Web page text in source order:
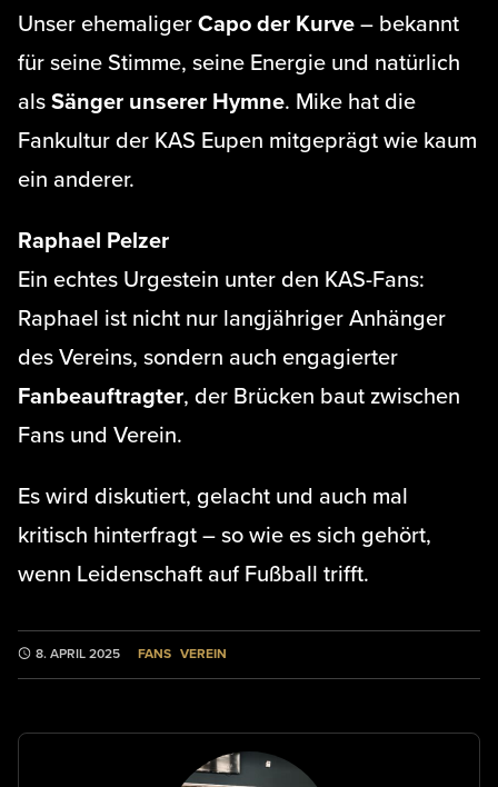
Unser ehemaliger Capo der Kurve – bekannt
für seine Stimme, seine Energie und natürlich
als Sänger unserer Hymne. Mike hat die
Fankultur der KAS Eupen mitgeprägt wie kaum
ein anderer.
Raphael Pelzer
Ein echtes Urgestein unter den KAS-Fans:
Raphael ist nicht nur langjähriger Anhänger
des Vereins, sondern auch engagierter
Fanbeauftragter, der Brücken baut zwischen
Fans und Verein.
Es wird diskutiert, gelacht und auch mal
kritisch hinterfragt – so wie es sich gehört,
wenn Leidenschaft auf Fußball trifft.
8. APRIL 2025 FANS VEREIN